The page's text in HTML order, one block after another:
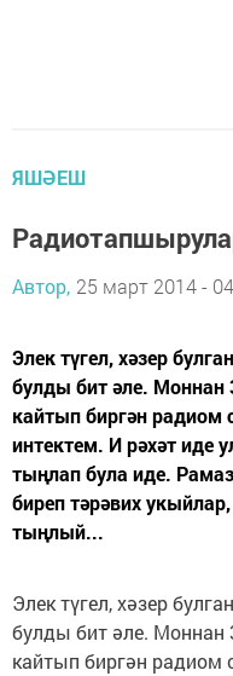
ЯШӘЕШ
Автор, 25 март 2014 -
Элек түгел, хәзер
булды бит әле. Моннан
кайтып биргән радиом
интектем. И рәхәт иде
тыңлап була иде.
биреп тәрәвих
тыңлый...
Элек түгел, хәзер
булды бит әле. Моннан
кайтып биргән радиом